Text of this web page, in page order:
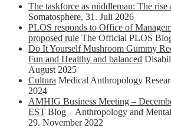
The taskforce as middleman: The
Somatosphere, 31. Juli 2026
PLOS responds to Office of
proposed rule The Official PLOS
Do It Yourself Mushroom Gummy
Fun and Healthy and balanced
August 2025
Cultura Medical Anthropology
2024
AMHIG Business Meeting –
EST Blog – Anthropology and
29. November 2022